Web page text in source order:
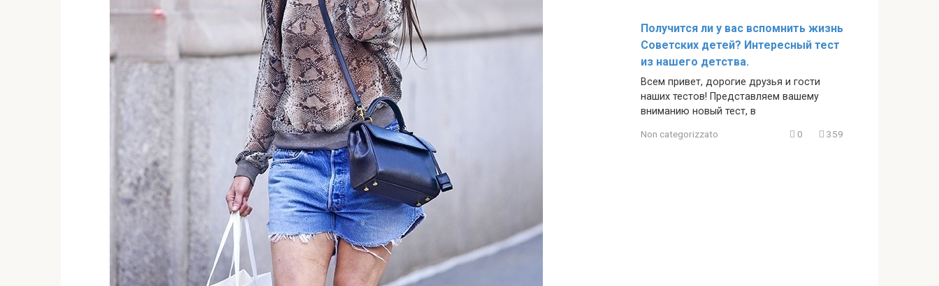
Получится ли у вас вспомнить жизнь
Советских детей? Интересный тест
из нашего детства.
Всем привет, дорогие друзья и гости
наших тестов! Представляем вашему
вниманию новый тест, в
Non categorizzato 0 359